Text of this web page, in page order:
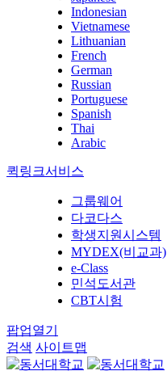
Indonesian
Vietnamese
Lithuanian
French
German
Russian
Portuguese
Spanish
Thai
Arabic
퀵링크서비스
그룹웨어
다코다스
학생지원시스템
MYDEX(비교과)
e-Class
민석도서관
CBT시험
팝업열기
검색 사이트맵